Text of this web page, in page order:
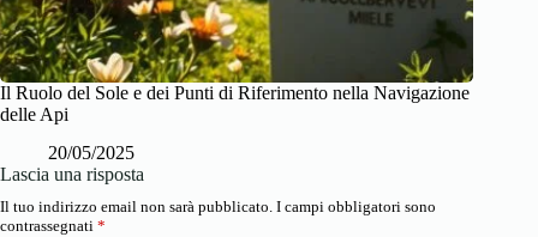
Il Ruolo del Sole e dei Punti di Riferimento nella Navigazione
delle Api
20/05/2025
Lascia una risposta
Il tuo indirizzo email non sarà pubblicato. I campi obbligatori sono
contrassegnati *